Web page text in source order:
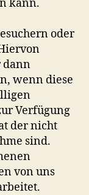
kann.
oder
dann
wenn diese
Verfügung
der nicht
sind.
von uns